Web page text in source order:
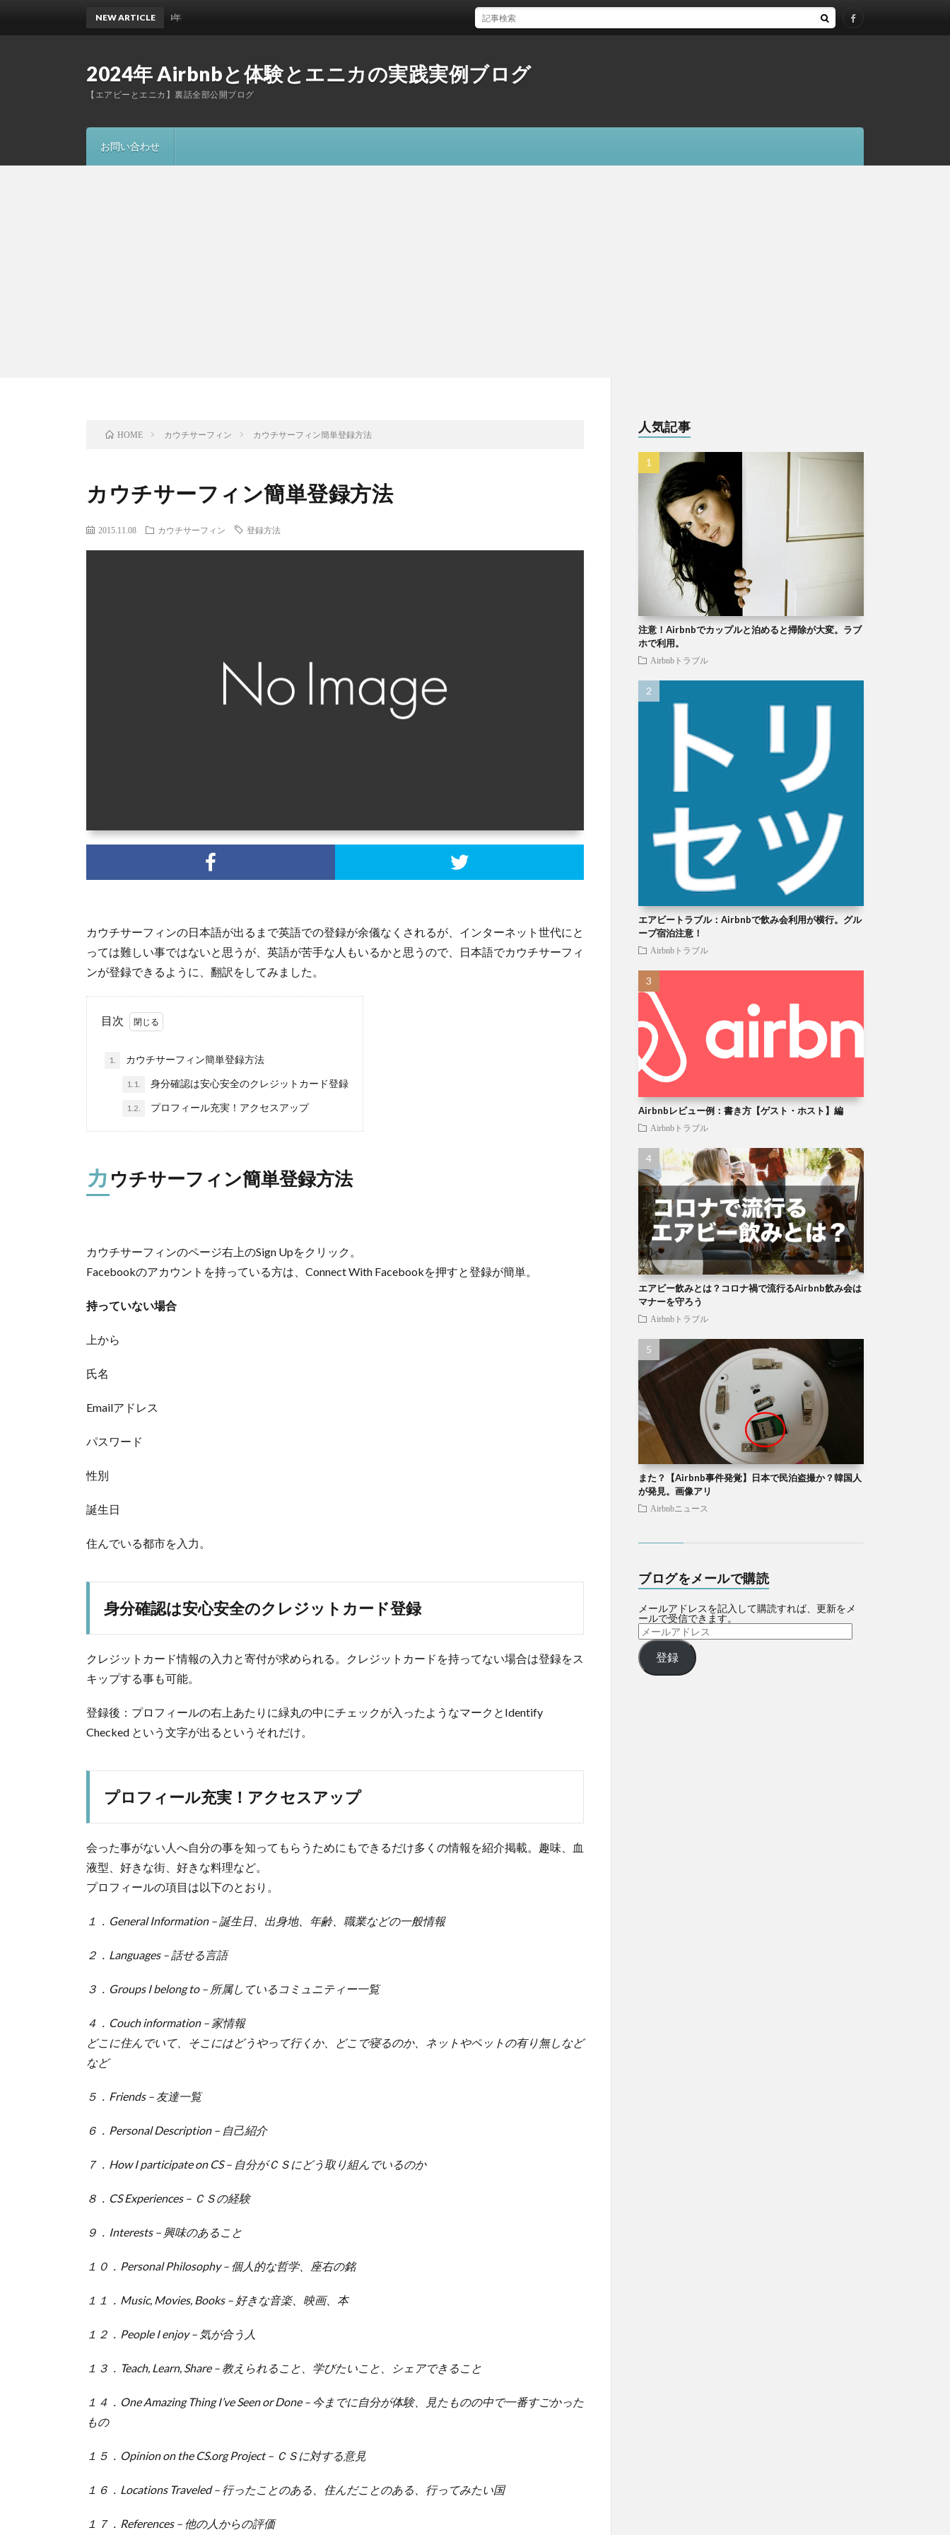
2024年 Airbnbと体験とエニカの実践実例ブログ
【エアビーとエニカ】裏話全部公開ブログ
お問い合わせ
NEW ARTICLE
いる。民泊について考える2024年
HOME カウチサーフィン カウチサーフィン簡単登録方法
カウチサーフィン簡単登録方法
2015.11.08 カウチサーフィン 登録方法
カウチサーフィンの日本語が出るまで英語での登録が余儀なくされるが、インターネット世代にと
っては難しい事ではないと思うが、英語が苦手な人もいるかと思うので、日本語でカウチサーフィ
ンが登録できるように、翻訳をしてみました。
目次
1. カウチサーフィン簡単登録方法
1.1. 身分確認は安心安全のクレジットカード登録
1.2. プロフィール充実！アクセスアップ
カ ウチサーフィン簡単登録方法
カウチサーフィンのページ右上のSign Upをクリック。
Facebookのアカウントを持っている方は、Connect With Facebookを押すと登録が簡単。
持っていない場合
上から
氏名
Emailアドレス
パスワード
性別
誕生日
住んでいる都市を入力。
身分確認は安心安全のクレジットカード登録
クレジットカード情報の入力と寄付が求められる。クレジットカードを持ってない場合は登録をス
キップする事も可能。
登録後：プロフィールの右上あたりに緑丸の中にチェックが入ったようなマークとIdentify
Checked という文字が出るというそれだけ。
プロフィール充実！アクセスアップ
会った事がない人へ自分の事を知ってもらうためにもできるだけ多くの情報を紹介掲載。趣味、血
液型、好きな街、好きな料理など。
プロフィールの項目は以下のとおり。
１．General Information – 誕生日、出身地、年齢、職業などの一般情報
２．Languages – 話せる言語
３．Groups I belong to – 所属しているコミュニティー一覧
４．Couch information – 家情報
どこに住んでいて、そこにはどうやって行くか、どこで寝るのか、ネットやペットの有り無しなど
など
５．Friends – 友達一覧
６．Personal Description – 自己紹介
７．How I participate on CS – 自分がＣＳにどう取り組んでいるのか
８．CS Experiences – ＣＳの経験
９．Interests – 興味のあること
１０．Personal Philosophy – 個人的な哲学、座右の銘
１１．Music, Movies, Books – 好きな音楽、映画、本
１２．People I enjoy – 気が合う人
１３．Teach, Learn, Share – 教えられること、学びたいこと、シェアできること
１４．One Amazing Thing I’ve Seen or Done – 今までに自分が体験、見たものの中で一番すごかった
もの
１５．Opinion on the CS.org Project – ＣＳに対する意見
１６．Locations Traveled – 行ったことのある、住んだことのある、行ってみたい国
１７．References – 他の人からの評価
人気記事
注意！Airbnbでカップルと泊めると掃除が大変。ラブ
ホで利用。
Airbnbトラブル
エアビートラブル：Airbnbで飲み会利用が横行。グル
ープ宿泊注意！
Airbnbトラブル
Airbnbレビュー例：書き方【ゲスト・ホスト】編
Airbnbトラブル
エアビー飲みとは？コロナ禍で流行るAirbnb飲み会は
マナーを守ろう
Airbnbトラブル
また？【Airbnb事件発覚】日本で民泊盗撮か？韓国人
が発見。画像アリ
Airbnbニュース
ブログをメールで購読
メールアドレスを記入して購読すれば、更新をメ
ールで受信できます。
登録